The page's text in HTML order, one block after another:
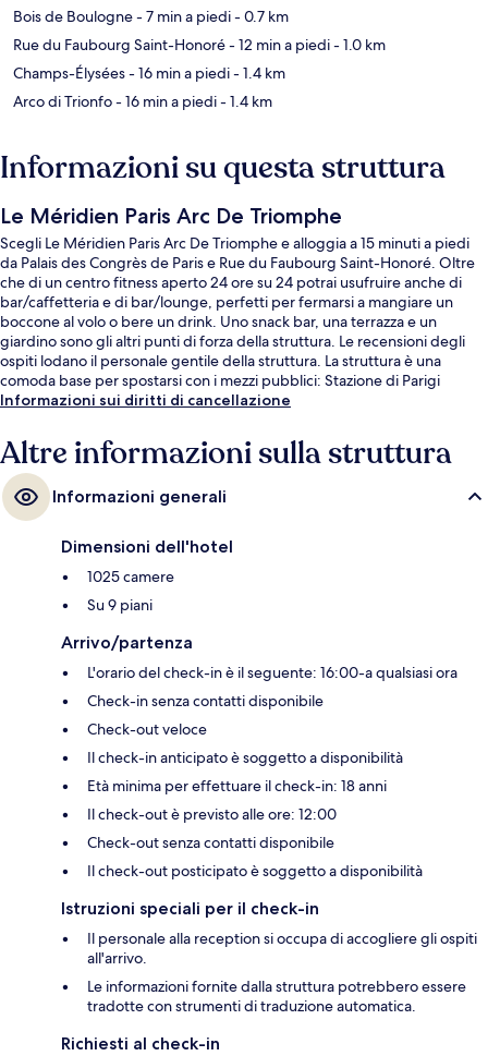
Bois de Boulogne- 7 min a piedi- 0.7 km
Rue du Faubourg Saint-Honoré- 12 min a piedi- 1.0 km
Champs-Élysées- 16 min a piedi- 1.4 km
Arco di Trionfo- 16 min a piedi- 1.4 km
Informazioni su questa struttura
Le Méridien Paris Arc De Triomphe
Scegli Le Méridien Paris Arc De Triomphe e alloggia a 15 minuti a piedi
da Palais des Congrès de Paris e Rue du Faubourg Saint-Honoré. Oltre
che di un centro fitness aperto 24 ore su 24 potrai usufruire anche di
bar/caffetteria e di bar/lounge, perfetti per fermarsi a mangiare un
boccone al volo o bere un drink. Uno snack bar, una terrazza e un
giardino sono gli altri punti di forza della struttura. Le recensioni degli
ospiti lodano il personale gentile della struttura. La struttura è una
comoda base per spostarsi con i mezzi pubblici: Stazione di Parigi
Neuilly-Porte-Maillot si trova a 3 min a piedi e Fermata del tram di Anny
Informazioni sui diritti di cancellazione
Altre informazioni sulla struttura
Informazioni generali
Dimensioni dell'hotel
1025 camere
Su 9 piani
Arrivo/partenza
L'orario del check-in è il seguente: 16:00-a qualsiasi ora
Check-in senza contatti disponibile
Check-out veloce
Il check-in anticipato è soggetto a disponibilità
Età minima per effettuare il check-in: 18 anni
Il check-out è previsto alle ore: 12:00
Check-out senza contatti disponibile
Il check-out posticipato è soggetto a disponibilità
Istruzioni speciali per il check-in
Il personale alla reception si occupa di accogliere gli ospiti
all'arrivo.
Le informazioni fornite dalla struttura potrebbero essere
tradotte con strumenti di traduzione automatica.
Richiesti al check-in